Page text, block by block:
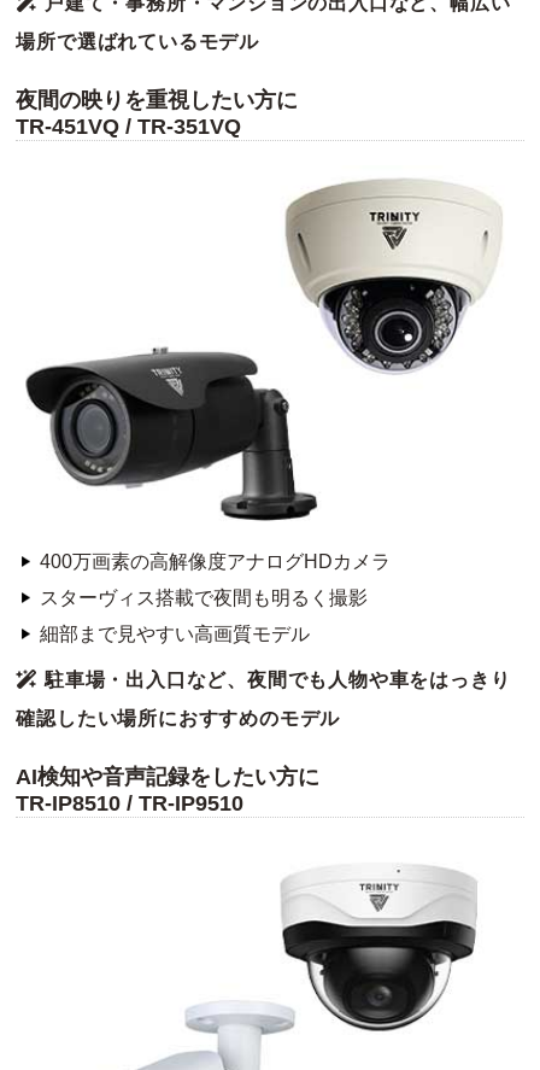
場所で選ばれているモデル
夜間の映りを重視したい方に
TR-451VQ / TR-351VQ
400万画素の高解像度アナログHDカメラ
スターヴィス搭載で夜間も明るく撮影
細部まで見やすい高画質モデル
駐車場・出入口など、夜間でも人物や車をはっきり
確認したい場所におすすめのモデル
AI検知や音声記録をしたい方に
TR-IP8510 / TR-IP9510